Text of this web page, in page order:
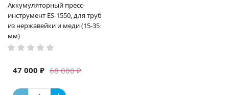
Аккумуляторный пресс-
инструмент ES-1550, для труб
из нержавейки и меди (15-35
мм)
68 000 ₽
47 000 ₽